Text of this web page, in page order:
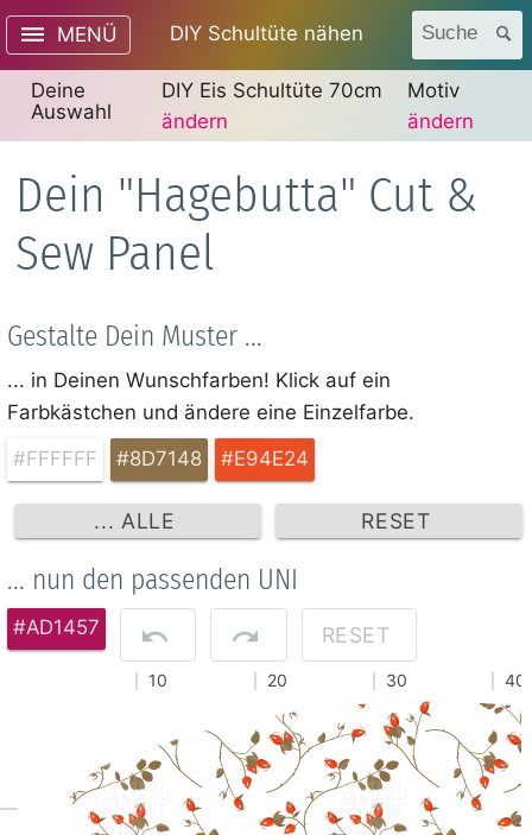
MENÜ DIY Schultüte nähen Suche
Deine
Auswahl
DIY Eis Schultüte 70cm
ändern
Motiv
ändern
Dein "Hagebutta" Cut &
Sew Panel
Gestalte Dein Muster ...
... in Deinen Wunschfarben! Klick auf ein
Farbkästchen und ändere eine Einzelfarbe.
#FFFFFF
#8D7148 #E94E24
... ALLE RESET
... nun den passenden UNI
#AD1457 RESET